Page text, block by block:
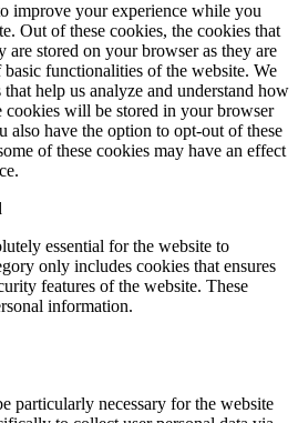
improve your experience while you
Out of these cookies, the cookies that
are stored on your browser as they are
functionalities of the website. We
help us analyze and understand how
cookies will be stored in your browser
also have the option to opt-out of these
of these cookies may have an effect
essential for the website to
only includes cookies that ensures
features of the website. These
information.
particularly necessary for the website